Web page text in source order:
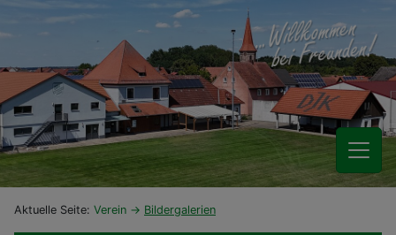
Aktuelle Seite: Verein Bildergalerien